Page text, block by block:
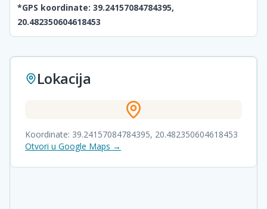
*GPS koordinate: 39.24157084784395,
20.482350604618453
Lokacija
Koordinate: 39.24157084784395, 20.482350604618453
Otvori u Google Maps →